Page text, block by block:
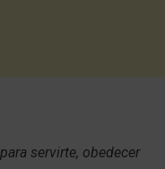
servirte, obedecer